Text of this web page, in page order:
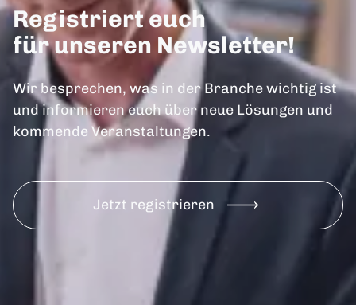
Registriert euch
für unseren Newsletter!
Wir besprechen, was in der Branche wichtig ist
und informieren euch über neue Lösungen und
kommende Veranstaltungen.
Jetzt registrieren